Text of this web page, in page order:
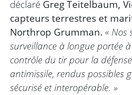
déclaré Greg Teitelbaum,
capteurs terrestres et
Northrop Grumman. « Nos
surveillance à longue portée
contrôle du tir pour la
antimissile, rendus possibles
sécurisé et interopérable. »